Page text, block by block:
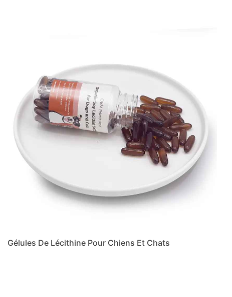
Gélules De Lécithine Pour Chiens Et Chats